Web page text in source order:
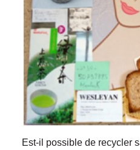
Est-il possible de recycler